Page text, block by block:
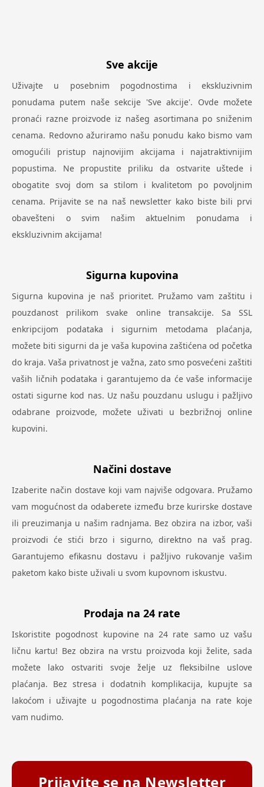
Sve akcije
Uživajte u posebnim pogodnostima i ekskluzivnim
ponudama putem naše sekcije 'Sve akcije'. Ovde možete
pronaći razne proizvode iz našeg asortimana po sniženim
cenama. Redovno ažuriramo našu ponudu kako bismo vam
omogućili pristup najnovijim akcijama i najatraktivnijim
popustima. Ne propustite priliku da ostvarite uštede i
obogatite svoj dom sa stilom i kvalitetom po povoljnim
cenama. Prijavite se na naš newsletter kako biste bili prvi
obavešteni o svim našim aktuelnim ponudama i
ekskluzivnim akcijama!
Sigurna kupovina
Sigurna kupovina je naš prioritet. Pružamo vam zaštitu i
pouzdanost prilikom svake online transakcije. Sa SSL
enkripcijom podataka i sigurnim metodama plaćanja,
možete biti sigurni da je vaša kupovina zaštićena od početka
do kraja. Vaša privatnost je važna, zato smo posvećeni zaštiti
vaših ličnih podataka i garantujemo da će vaše informacije
ostati sigurne kod nas. Uz našu pouzdanu uslugu i pažljivo
odabrane proizvode, možete uživati u bezbrižnoj online
kupovini.
Načini dostave
Izaberite način dostave koji vam najviše odgovara. Pružamo
vam mogućnost da odaberete između brze kurirske dostave
ili preuzimanja u našim radnjama. Bez obzira na izbor, vaši
proizvodi će stići brzo i sigurno, direktno na vaš prag.
Garantujemo efikasnu dostavu i pažljivo rukovanje vašim
paketom kako biste uživali u svom kupovnom iskustvu.
Prodaja na 24 rate
Iskoristite pogodnost kupovine na 24 rate samo uz vašu
ličnu kartu! Bez obzira na vrstu proizvoda koji želite, sada
možete lako ostvariti svoje želje uz fleksibilne uslove
plaćanja. Bez stresa i dodatnih komplikacija, kupujte sa
lakoćom i uživajte u pogodnostima plaćanja na rate koje
vam nudimo.
Prijavite se na Newsletter